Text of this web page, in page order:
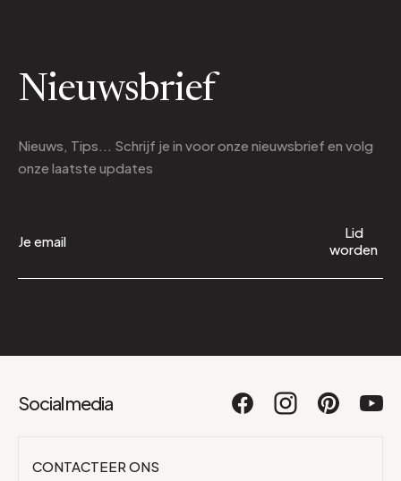
Nieuwsbrief
Nieuws, Tips... Schrijf je in voor onze nieuwsbrief en volg
onze laatste updates
Lid
worden
Social media
CONTACTEER ONS